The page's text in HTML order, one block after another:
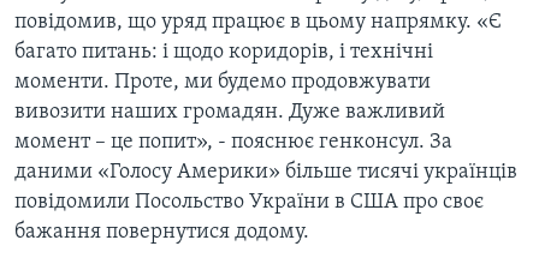
повідомив, що уряд працює в цьому напрямку. «Є
багато питань: і щодо коридорів, і технічні
моменти. Проте, ми будемо продовжувати
вивозити наших громадян. Дуже важливий
момент – це попит», - пояснює генконсул. За
даними «Голосу Америки» більше тисячі українців
повідомили Посольство України в США про своє
бажання повернутися додому.